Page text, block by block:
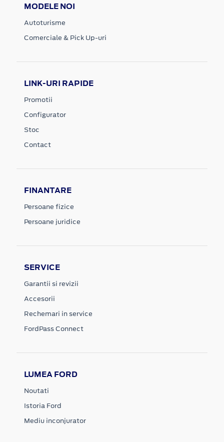
MODELE NOI
Autoturisme
Comerciale & Pick Up-uri
LINK-URI RAPIDE
Promotii
Configurator
Stoc
Contact
FINANTARE
Persoane fizice
Persoane juridice
SERVICE
Garantii si revizii
Accesorii
Rechemari in service
FordPass Connect
LUMEA FORD
Noutati
Istoria Ford
Mediu inconjurator